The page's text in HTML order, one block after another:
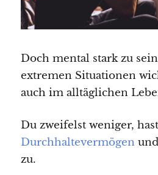
Doch mental stark zu
extremen Situationen
auch im alltäglichen
Du zweifelst weniger,
Durchhaltevermögen
zu.